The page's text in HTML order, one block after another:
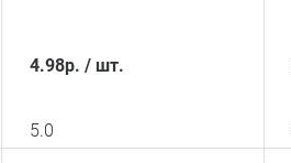
4.98р. / шт.
5.0